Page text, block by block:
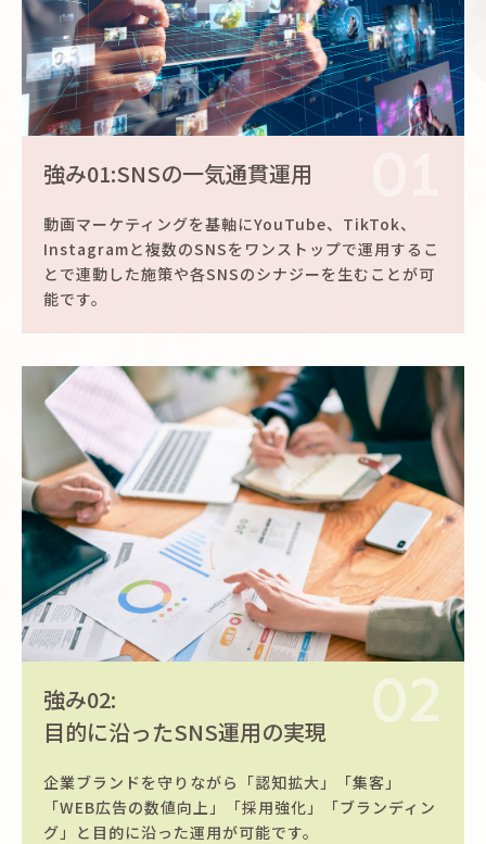
強み01:SNSの一気通貫運用
動画マーケティングを基軸にYouTube、TikTok、
Instagramと複数のSNSをワンストップで運用するこ
とで連動した施策や各SNSのシナジーを生むことが可
能です。
02
強み02:
目的に沿ったSNS運用の実現
企業ブランドを守りながら「認知拡大」「集客」
「WEB広告の数値向上」「採用強化」「ブランディン
グ」と目的に沿った運用が可能です。